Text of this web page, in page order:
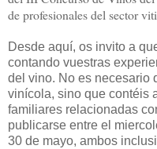
de profesionales del sector
Desde aquí, os invito a
contando vuestras
del vino. No es necesario
vinícola, sino que contéis
familiares relacionadas
publicarse entre el
30 de mayo, ambos